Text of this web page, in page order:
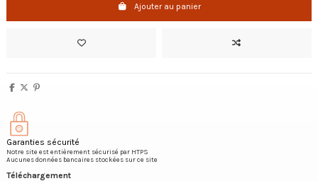
Ajouter au panier
Garanties sécurité
Notre site est entièrement sécurisé par HTPS
Aucunes données bancaires stockées sur ce site
Téléchargement